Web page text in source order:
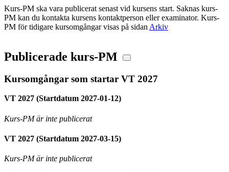
Kurs-PM ska vara publicerat senast vid kursens start. Saknas kurs-
PM kan du kontakta kursens kontaktperson eller examinator. Kurs-
PM för tidigare kursomgångar visas på sidan Arkiv
Publicerade kurs-PM
Kursomgångar som startar VT 2027
VT 2027 (Startdatum 2027-01-12)
Kurs-PM är inte publicerat
VT 2027 (Startdatum 2027-03-15)
Kurs-PM är inte publicerat